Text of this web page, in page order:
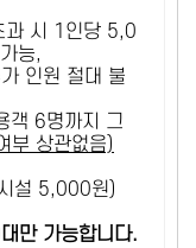
과 시 1인당 5,0
능,
인원 절대 불
객 6명까지 그
부 상관없음)
설 5,000원)
만 가능합니다.